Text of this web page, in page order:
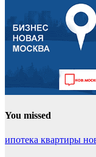
You missed
ипотека квартиры